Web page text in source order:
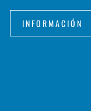
INFORMACIÓN